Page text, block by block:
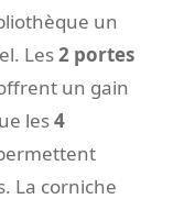
un
Les2 portes
un gain
les4
La corniche